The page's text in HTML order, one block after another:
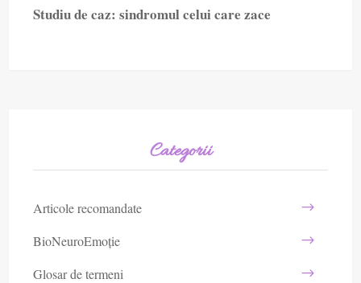
Studiu de caz: sindromul celui care zace
Categorii
Articole recomandate
BioNeuroEmoție
Glosar de termeni